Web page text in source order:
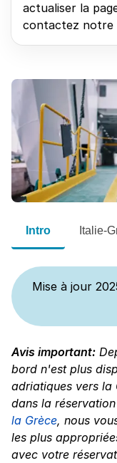
Intro Italie-
Mise à jour
Avis important:
bord n'est plus
adriatiques vers la
dans la
la Grèce, nous
les plus
avec votre
actualiser la
contactez notre